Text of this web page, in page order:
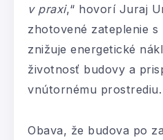
v praxi,“ hovorí Juraj
zhotovené zateplenie s
znižuje energetické
životnosť budovy a
vnútornému prostrediu.
Obava, že budova po